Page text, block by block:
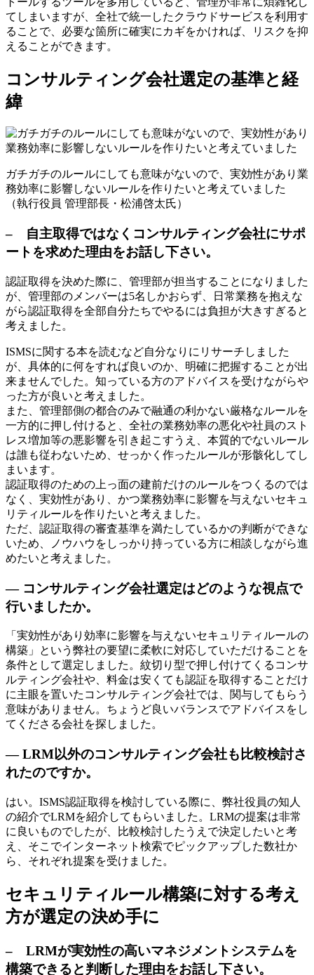
てしまいますが、全社で統一したクラウドサービスを利用す
ることで、必要な箇所に確実にカギをかければ、リスクを抑
えることができます。
コンサルティング会社選定の基準と経
緯
ガチガチのルールにしても意味がないので、実効性があり業
務効率に影響しないルールを作りたいと考えていました
（執行役員 管理部長・松浦啓太氏）
– 自主取得ではなくコンサルティング会社にサポ
ートを求めた理由をお話し下さい。
認証取得を決めた際に、管理部が担当することになりました
が、管理部のメンバーは5名しかおらず、日常業務を抱えな
がら認証取得を全部自分たちでやるには負担が大きすぎると
考えました。
ISMSに関する本を読むなど自分なりにリサーチしました
が、具体的に何をすれば良いのか、明確に把握することが出
来ませんでした。知っている方のアドバイスを受けながらや
った方が良いと考えました。
また、管理部側の都合のみで融通の利かない厳格なルールを
一方的に押し付けると、全社の業務効率の悪化や社員のスト
レス増加等の悪影響を引き起こすうえ、本質的でないルール
は誰も従わないため、せっかく作ったルールが形骸化してし
まいます。
認証取得のための上っ面の建前だけのルールをつくるのでは
なく、実効性があり、かつ業務効率に影響を与えないセキュ
リティルールを作りたいと考えました。
ただ、認証取得の審査基準を満たしているかの判断ができな
いため、ノウハウをしっかり持っている方に相談しながら進
めたいと考えました。
— コンサルティング会社選定はどのような視点で
行いましたか。
「実効性があり効率に影響を与えないセキュリティルールの
構築」という弊社の要望に柔軟に対応していただけることを
条件として選定しました。紋切り型で押し付けてくるコンサ
ルティング会社や、料金は安くても認証を取得することだけ
に主眼を置いたコンサルティング会社では、関与してもらう
意味がありません。ちょうど良いバランスでアドバイスをし
てくださる会社を探しました。
— LRM以外のコンサルティング会社も比較検討さ
れたのですか。
はい。ISMS認証取得を検討している際に、弊社役員の知人
の紹介でLRMを紹介してもらいました。LRMの提案は非常
に良いものでしたが、比較検討したうえで決定したいと考
え、そこでインターネット検索でピックアップした数社か
ら、それぞれ提案を受けました。
セキュリティルール構築に対する考え
方が選定の決め手に
– LRMが実効性の高いマネジメントシステムを
構築できると判断した理由をお話し下さい。